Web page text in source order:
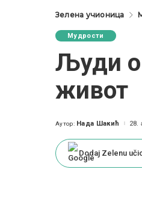
Зелена учионица
Мудрости
Људи
живот
Posted
Аутор: Нада Шакић 28.
Dodaj Zelenu